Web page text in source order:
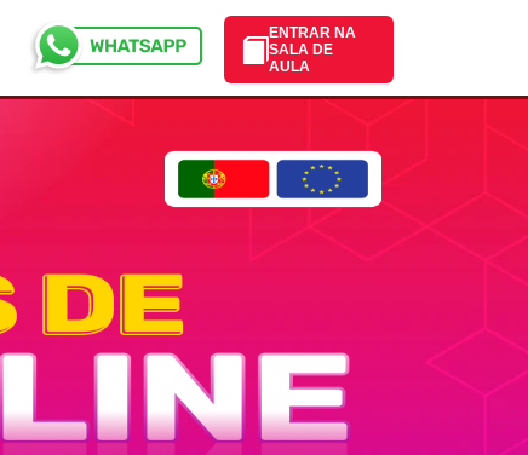
ENTRAR NA
SALA DE
AULA